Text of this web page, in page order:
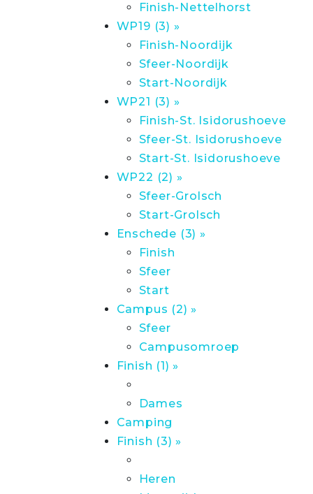
Finish-Nettelhorst
WP19 (3) »
Finish-Noordijk
Sfeer-Noordijk
Start-Noordijk
WP21 (3) »
Finish-St. Isidorushoeve
Sfeer-St. Isidorushoeve
Start-St. Isidorushoeve
WP22 (2) »
Sfeer-Grolsch
Start-Grolsch
Enschede (3) »
Finish
Sfeer
Start
Campus (2) »
Sfeer
Campusomroep
Finish (1) »
Dames
Camping
Finish (3) »
Heren